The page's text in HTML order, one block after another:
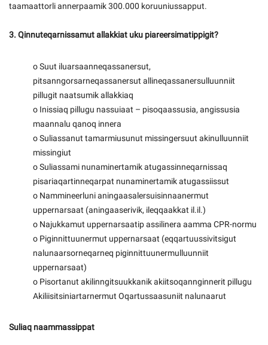
taamaattorli annerpaamik 300.000 koruuniussapput.
3. Qinnuteqarnissamut allakkiat uku piareersimatippigit?
o Suut iluarsaanneqassanersut,
pitsanngorsarneqassanersut allineqassanersulluunniit
pillugit naatsumik allakkiaq
o Inissiaq pillugu nassuiaat – pisoqaassusia, angissusia
maannalu qanoq innera
o Suliassanut tamarmiusunut missingersuut akinulluunniit
missingiut
o Suliassami nunaminertamik atugassinneqarnissaq
pisariaqartinneqarpat nunaminertamik atugassiissut
o Nammineerluni aningaasalersuisinnaanermut
uppernarsaat (aningaaserivik, ileqqaakkat il.il.)
o Najukkamut uppernarsaatip assilinera aamma CPR-normu
o Piginnittuunermut uppernarsaat (eqqartuussivitsigut
nalunaarsorneqarneq piginnittuunermulluunniit
uppernarsaat)
o Pisortanut akilinngitsuukkanik akiitsoqannginnerit pillugu
Akiliisitsiniartarnermut Oqartussaasuniit nalunaarut
Suliaq naammassippat